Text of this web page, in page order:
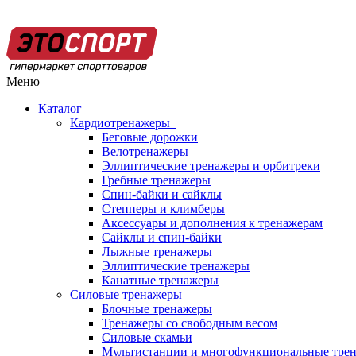
Меню
Каталог
Кардиотренажеры
Беговые дорожки
Велотренажеры
Эллиптические тренажеры и орбитреки
Гребные тренажеры
Спин-байки и сайклы
Степперы и климберы
Аксессуары и дополнения к тренажерам
Сайклы и спин-байки
Лыжные тренажеры
Эллиптические тренажеры
Канатные тренажеры
Силовые тренажеры
Блочные тренажеры
Тренажеры со свободным весом
Силовые скамьи
Мультистанции и многофункциональные